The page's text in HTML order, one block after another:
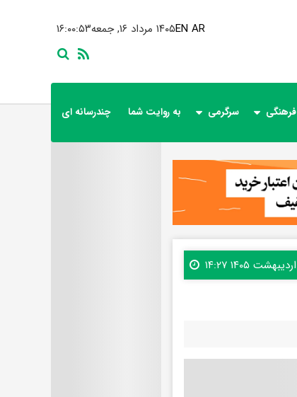
۱۶:۰۰:۵۵ ۱۴۰۵ مرداد ۱۶, جمعهEN AR
فرهنگی سرگرمی به روایت شما چندرسانه ای